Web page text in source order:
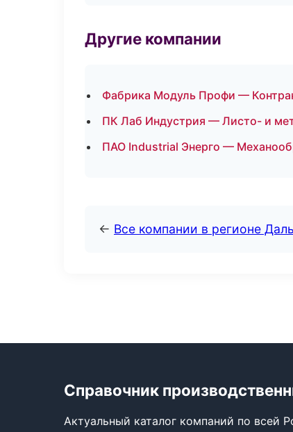
Другие компании
Фабрика Модуль Профи —
ПК Лаб Индустрия — Листо- и
ПАО Industrial Энерго —
← Все компании в регионе
Справочник
Актуальный каталог компаний по всей